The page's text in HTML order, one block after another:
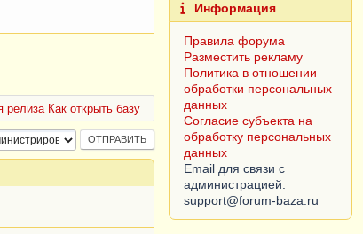
Как открыть базу
Информация
Правила форума
Разместить рекламу
Политика в отношении
обработки персональных
данных
Согласие субъекта на
обработку персональных
данных
Email для связи с
администрацией: